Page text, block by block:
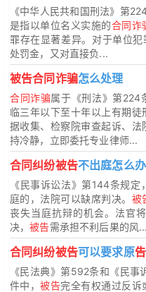
《中华人民共和国刑法》第
是指以单位名义实施的合同诈
罪存在显著差异。对于单位
处罚金，又对直接负...
被告合同诈骗怎么处理
合同诈骗属于《刑法》第224
临三年以下至十年以上有期
据收集、检察院审查起诉、
持冷静，立即委托专业律师...
合同纠纷被告不出庭怎么办
《民事诉讼法》第144条规定
庭的，法院可以缺席判决。 被
丧失当庭抗辩的机会。法官
决，被告需承担不利后果的风...
合同纠纷被告可以要求原告
《民法典》第592条和《民
件中，被告完全有权通过反诉